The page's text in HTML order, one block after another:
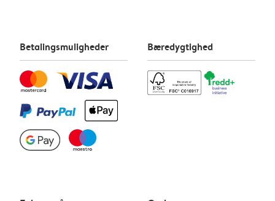
Betalingsmuligheder Bæredygtighed